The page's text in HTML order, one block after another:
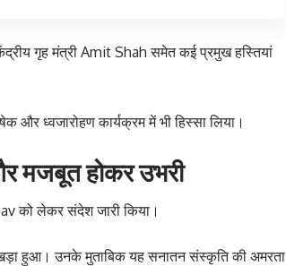
गृह मंत्री Amit Shah समेत कई प्रमुख हस्तियां
और ध्वजारोहण कार्यक्रम में भी हिस्सा लिया।
मजबूत होकर उभरी
को लेकर संदेश जारी किया।
हुआ। उनके मुताबिक यह सनातन संस्कृति की अमरता